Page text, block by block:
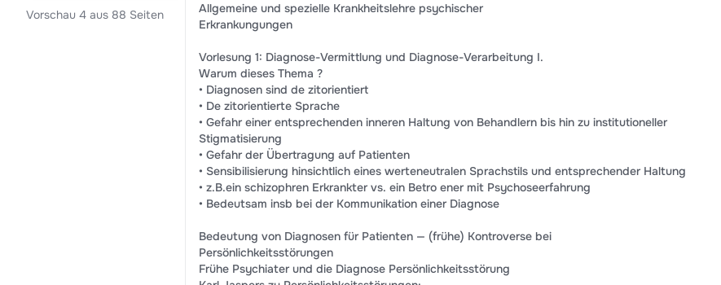
Vorschau 4 aus 88 Seiten
Allgemeine und spezielle Krankheitslehre psychischer
Erkrankungungen
Vorlesung 1: Diagnose-Vermittlung und Diagnose-Verarbeitung I.
Warum dieses Thema ?
• Diagnosen sind de zitorientiert
• De zitorientierte Sprache
• Gefahr einer entsprechenden inneren Haltung von Behandlern bis hin zu institutioneller
Stigmatisierung
• Gefahr der Übertragung auf Patienten
• Sensibilisierung hinsichtlich eines werteneutralen Sprachstils und entsprechender Haltung
• z.B.ein schizophren Erkrankter vs. ein Betro ener mit Psychoseerfahrung
• Bedeutsam insb bei der Kommunikation einer Diagnose
Bedeutung von Diagnosen für Patienten — (frühe) Kontroverse bei
Persönlichkeitsstörungen
Frühe Psychiater und die Diagnose Persönlichkeitsstörung